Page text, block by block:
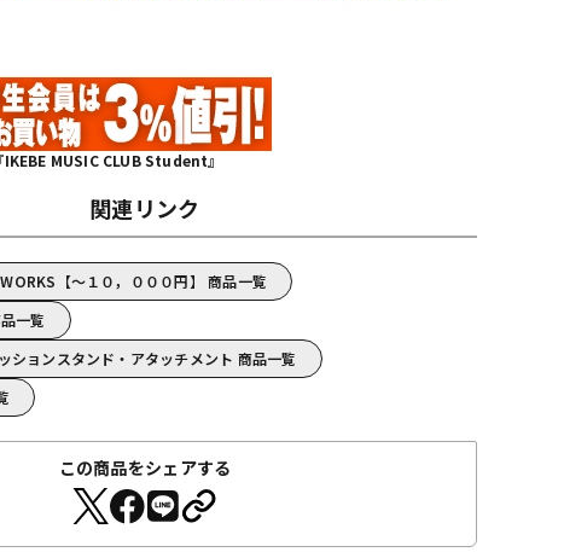
MUSIC CLUB Student』
関連リンク
【～１０，０００円】 商品一覧
一覧
ションスタンド・アタッチメント 商品一覧
この商品をシェアする